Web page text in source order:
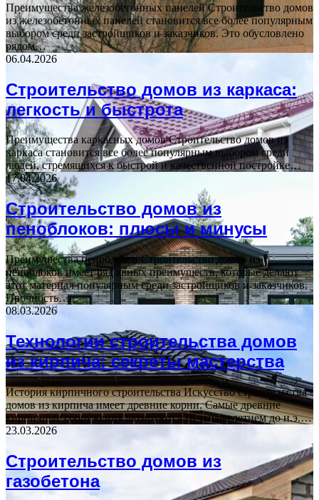
Преимущества железобетонных панелей Строительство домов
из железобетонных панелей становится все более популярным
выбором среди застройщиков и заказчиков. Это обусловлено
рядом…
06.04.2026
Строительство домов из каркаса:
легкость и быстрота
Преимущества каркасных домов Строительство домов из
каркаса становится все более популярным выбором среди
людей, стремящихся к быстрой и качественной постройке…
17.04.2026
Строительство домов из
пеноблоков: плюсы и минусы
Преимущества пеноблоков Строительство домов из
пеноблоков имеет ряд явных преимуществ, которые делают
этот материал популярным среди застройщиков и заказчиков.
Прочность…
08.03.2026
Технологии строительства домов
из кирпича: секреты мастерства
История кирпичного строительства Искусство строительства
домов из кирпича имеет древние корни. Самые древние
кирпичные сооружения датируются III тысячелетием до н.э.…
23.03.2026
Строительство домов из
газобетона